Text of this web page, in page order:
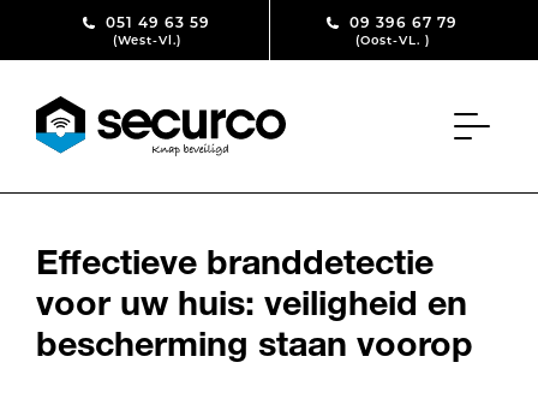
Skip to content051 49 63 59
(West-Vl.)
09 396 67 79
(Oost-VL. )
Effectieve branddetectie
voor uw huis: veiligheid en
bescherming staan voorop